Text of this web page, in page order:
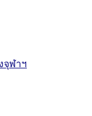
ฬาฯ